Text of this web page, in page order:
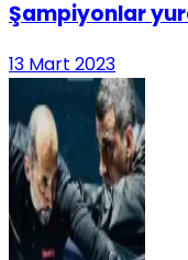
Şampiyonlar
13 Mart 2023